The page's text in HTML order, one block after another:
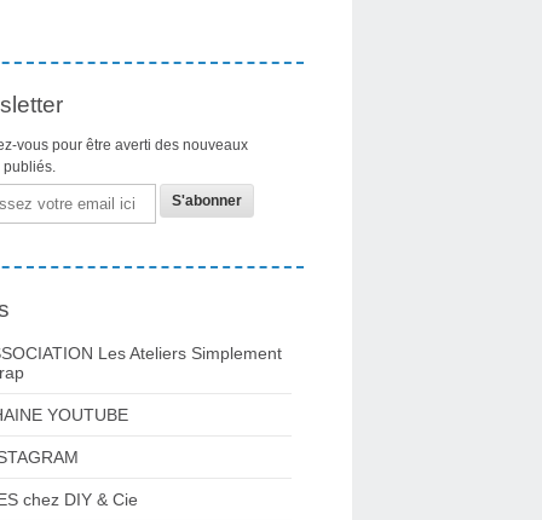
vous pour être averti des nouveaux
publiés.
Les Ateliers Simplement
YOUTUBE
chez DIY & Cie